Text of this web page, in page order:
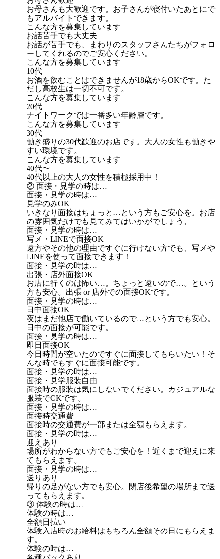
お母さんも大歓迎です。お子さんが寝付いたあとにで
もアルバイトできます。
こんな方を募集しています
お話苦手でも大丈夫
お話が苦手でも、まわりのスタッフさんたちがフォロ
ーしてくれるのでご安心ください。
こんな方を募集しています
10代
お酒を飲むことはできませんが18歳からOKです。た
だし高校生は一切不可です。
こんな方を募集しています
20代
ナイトワークでは一番多い年齢層です。
こんな方を募集しています
30代
働き盛りの30代歓迎のお店です。大人の女性も働きや
すい環境です。
こんな方を募集しています
40代〜
40代以上の大人の女性を積極採用中！
② 面接・見学の時は…
面接・見学の時は…
見学のみOK
いきなり面接はちょっと…という方もご安心を。お店
の雰囲気だけでも見てみてはいかがでしょう。
面接・見学の時は…
写メ・LINEで面接OK
遠方やその他の理由ですぐに行けない方でも、写メや
LINEを使って面接できます！
面接・見学の時は…
出張・店外面接OK
お店に行くのは怖い…。ちょっと遠いので…。という
方も安心。出張 or 店外での面接OKです。
面接・見学の時は…
日中面接OK
夜はまだ他店で働いているので…という方でも安心。
日中の面接が可能です。
面接・見学の時は…
即日面接OK
今日時間が空いたのですぐに面接してもらいたい！そ
んな時でもすぐに面接可能です。
面接・見学の時は…
面接・見学服装自由
面接時の服装は気にしないでください。カジュアルな
服装でOKです。
面接・見学の時は…
面接時交通費
面接時の交通費が一部または全額もらえます。
面接・見学の時は…
迎えあり
場所がわからない方でもご安心を！近くまで迎えに来
てもらえます。
面接・見学の時は…
送りあり
帰りの足がない方でも安心。閉店後希望の場所まで送
ってもらえます。
③ 体験の時は…
体験の時は…
全額日払い
体験入店時のお給料はもちろん全額その日にもらえま
す。
体験の時は…
各種バックあり